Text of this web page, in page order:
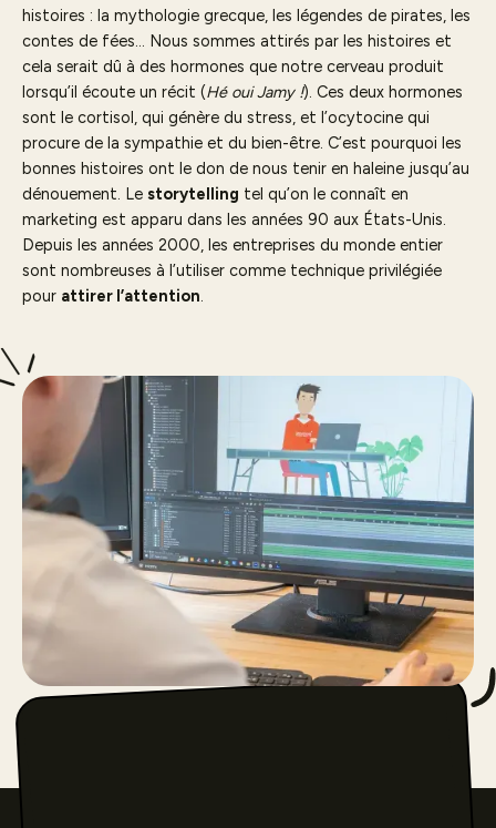
histoires : la mythologie grecque, les légendes de pirates, les
contes de fées… Nous sommes attirés par les histoires et
cela serait dû à des hormones que notre cerveau produit
lorsqu’il écoute un récit (Hé oui Jamy !). Ces deux hormones
sont le cortisol, qui génère du stress, et l’ocytocine qui
procure de la sympathie et du bien-être. C’est pourquoi les
bonnes histoires ont le don de nous tenir en haleine jusqu’au
dénouement. Le storytelling tel qu’on le connaît en
marketing est apparu dans les années 90 aux États-Unis.
Depuis les années 2000, les entreprises du monde entier
sont nombreuses à l’utiliser comme technique privilégiée
pour attirer l’attention.